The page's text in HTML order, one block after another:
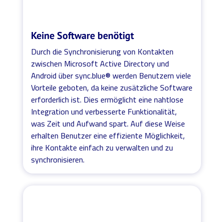
Keine Software benötigt
Durch die Synchronisierung von Kontakten
zwischen Microsoft Active Directory und
Android über sync.blue® werden Benutzern viele
Vorteile geboten, da keine zusätzliche Software
erforderlich ist. Dies ermöglicht eine nahtlose
Integration und verbesserte Funktionalität,
was Zeit und Aufwand spart. Auf diese Weise
erhalten Benutzer eine effiziente Möglichkeit,
ihre Kontakte einfach zu verwalten und zu
synchronisieren.